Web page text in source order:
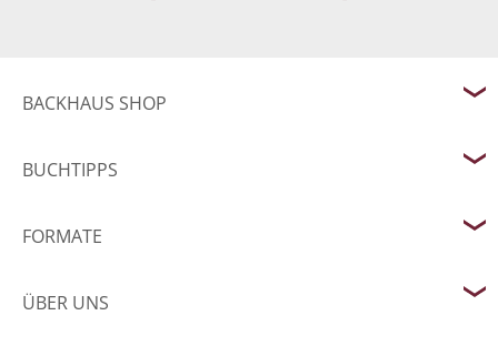
BACKHAUS SHOP
BUCHTIPPS
FORMATE
ÜBER UNS